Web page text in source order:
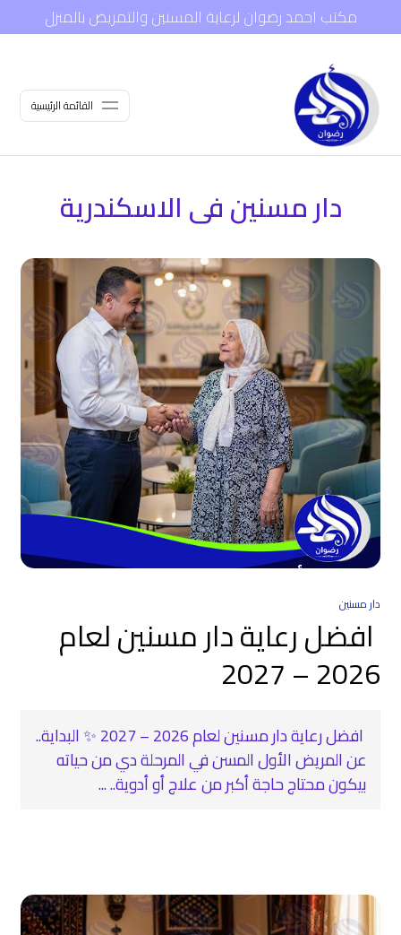
مكتب احمد رضوان لرعاية المسنين والتمريض بالمنزل
القائمة الرئيسية
دار مسنين فى الاسكندرية
دار مسنين
افضل رعاية دار مسنين لعام
2026 – 2027
افضل رعاية دار مسنين لعام 2026 – 2027 ✨ البداية..
عن المريض الأول المسن في المرحلة دي من حياته
بيكون محتاج حاجة أكبر من علاج أو أدوية.. ...